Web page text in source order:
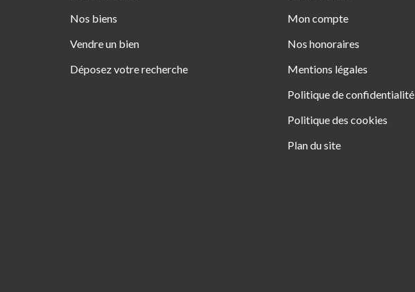
Nos biens
Vendre un bien
Déposez votre recherche
Mon compte
Nos honoraires
Mentions légales
Politique de confidentialité
Politique des cookies
Plan du site